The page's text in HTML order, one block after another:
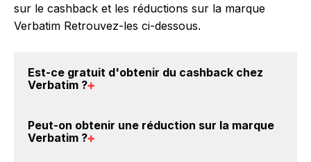
sur le cashback et les réductions sur la marque
Verbatim Retrouvez-les ci-dessous.
Est-ce gratuit d'obtenir du cashback chez
Verbatim ?
compte gratuitement pour cumuler vos réductions
Peut-on obtenir une réduction sur la marque
Verbatim ?